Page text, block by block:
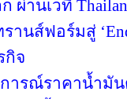
านเวที
านส์ฟอร์มสู่
กิจ
ารณ์ราคาน้ำมั